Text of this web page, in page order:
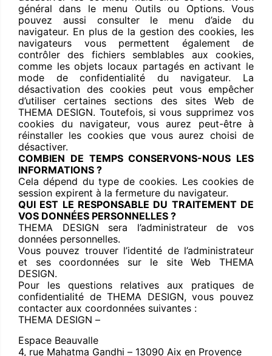
général dans le menu Outils ou Options. Vous
pouvez aussi consulter le menu d’aide du
navigateur. En plus de la gestion des cookies, les
navigateurs vous permettent également de
contrôler des fichiers semblables aux cookies,
comme les objets locaux partagés en activant le
mode de confidentialité du navigateur. La
désactivation des cookies peut vous empêcher
d’utiliser certaines sections des sites Web de
THEMA DESIGN. Toutefois, si vous supprimez vos
cookies du navigateur, vous aurez peut-être à
réinstaller les cookies que vous aurez choisi de
désactiver.
COMBIEN DE TEMPS CONSERVONS-NOUS LES
INFORMATIONS ?
Cela dépend du type de cookies. Les cookies de
session expirent à la fermeture du navigateur.
QUI EST LE RESPONSABLE DU TRAITEMENT DE
VOS DONNÉES PERSONNELLES ?
THEMA DESIGN sera l’administrateur de vos
données personnelles.
Vous pouvez trouver l’identité de l’administrateur
et ses coordonnées sur le site Web THEMA
DESIGN.
Pour les questions relatives aux pratiques de
confidentialité de THEMA DESIGN, vous pouvez
contacter aux coordonnées suivantes :
THEMA DESIGN –
Espace Beauvalle
4, rue Mahatma Gandhi – 13090 Aix en Provence